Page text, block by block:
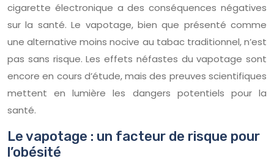
cigarette électronique a des conséquences négatives
sur la santé. Le vapotage, bien que présenté comme
une alternative moins nocive au tabac traditionnel, n’est
pas sans risque. Les effets néfastes du vapotage sont
encore en cours d’étude, mais des preuves scientifiques
mettent en lumière les dangers potentiels pour la
santé.
Le vapotage : un facteur de risque pour
l’obésité